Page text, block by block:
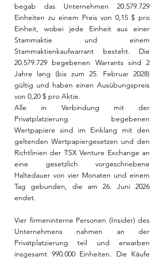
begab das Unternehmen 20.579.729
Einheiten zu einem Preis von 0,15 $ pro
Einheit, wobei jede Einheit aus einer
Stammaktie und einem
Stammaktienkaufwarrant besteht. Die
20.579.729 begebenen Warrants sind 2
Jahre lang (bis zum 25. Februar 2028)
gültig und haben einen Ausübungspreis
von 0,20 $ pro Aktie.
Alle in Verbindung mit der
Privatplatzierung begebenen
Wertpapiere sind im Einklang mit den
geltenden Wertpapiergesetzen und den
Richtlinien der TSX Venture Exchange an
eine gesetzlich vorgeschriebene
Haltedauer von vier Monaten und einem
Tag gebunden, die am 26. Juni 2026
endet.
Vier firmeninterne Personen (Insider) des
Unternehmens nahmen an der
Privatplatzierung teil und erwarben
insgesamt 990.000 Einheiten. Die Käufe